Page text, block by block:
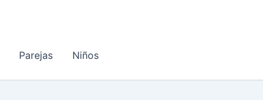
Parejas Niños